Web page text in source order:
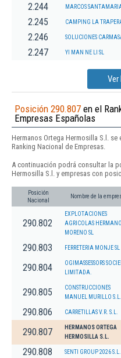
2.244 MARCOS
2.245 CAMPING LA
2.246 SOLUCIONES
2.247 YI MAN NE LI SL
Ver
Posición 290.807 en el
Empresas Españolas
Hermanos Ortega Hermosilla S.l. se
Ranking Nacional de Empresas.
A continuación podrá consultar la
Hermosilla S.l. y empresas con
Posición
Nacional
Nombre de la
290.802
EXPLOTACIONES
AGRICOLAS
MORENO SL
290.803 FERRETERIA MONJE SL
290.804
OGIMASSESSORS
LIMITADA.
290.805
CONSTRUCCIONES
MANUEL MURILLO S.L.
290.806 CARRETILLAS V.R. S.L.
290.807
HERMANOS ORTEGA
HERMOSILLA S.L.
290.808 SENTI GROUP 2026 S.L.